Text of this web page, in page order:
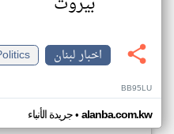
اخبار لبنان
BB95LU
جريدة الأنباء• alanba.com.kw